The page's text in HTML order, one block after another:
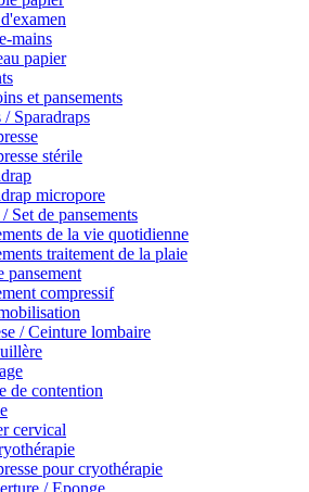
mains
papier
et pansements
/ Sparadraps
stérile
micropore
Set de pansements
de la vie quotidienne
traitement de la plaie
pansement
compressif
/ Ceinture lombaire
de contention
cervical
pour cryothérapie
/ Eponge